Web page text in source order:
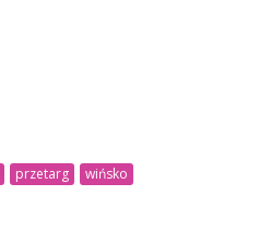
przetarg wińsko